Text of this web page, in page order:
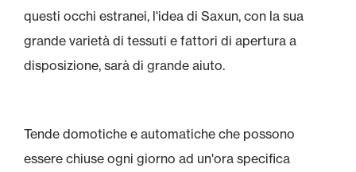
questi occhi estranei, l'idea di Saxun, con la sua
grande varietà di tessuti e fattori di apertura a
disposizione, sarà di grande aiuto.
Tende domotiche e automatiche che possono
essere chiuse ogni giorno ad un'ora specifica